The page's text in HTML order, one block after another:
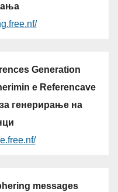
Generation
e Referencave
генерирање на
messages